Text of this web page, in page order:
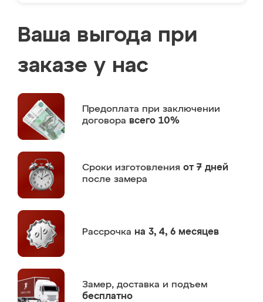
Ваша выгода при
заказе у нас
Предоплата при заключении
договора всего 10%
Сроки изготовления от 7 дней
после замера
Рассрочка на 3, 4, 6 месяцев
Замер, доставка и подъем
бесплатно